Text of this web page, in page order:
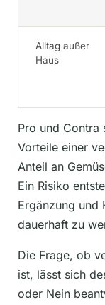
Alltag außer
Haus
Pro und Contra
Vorteile einer
Anteil an
Ein Risiko
Ergänzung und
dauerhaft zu
Die Frage, ob
ist, lässt sich
oder Nein